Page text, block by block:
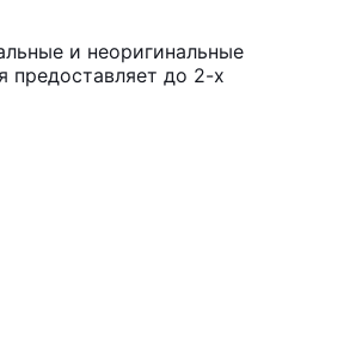
и неоригинальные
предоставляет до 2-х